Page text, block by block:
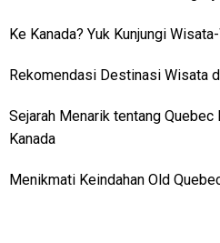
Ke Kanada? Yuk Kunjungi
Rekomendasi Destinasi Wisata
Sejarah Menarik tentang
Kanada
Menikmati Keindahan Old